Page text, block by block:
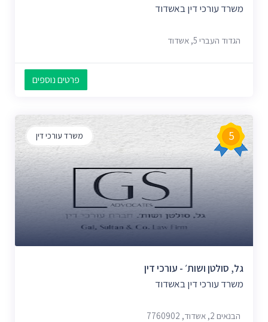
משרד עורכי דין באשדוד
הגדוד העברי 5, אשדוד
פרטים נוספים
משרד עורכי דין 5
גל, סולטן ושות׳ - עורכי דין
משרד עורכי דין באשדוד
הבנאים 2, אשדוד, 7760902